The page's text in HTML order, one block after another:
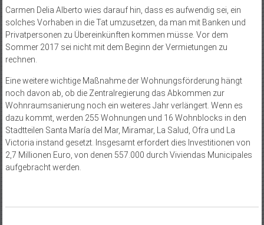
Carmen Delia Alberto wies darauf hin, dass es aufwendig sei, ein
solches Vorhaben in die Tat umzusetzen, da man mit Banken und
Privatpersonen zu Übereinkünften kommen müsse. Vor dem
Sommer 2017 sei nicht mit dem Beginn der Vermietungen zu
rechnen.
Eine weitere wichtige Maßnahme der Wohnungsförderung hängt
noch davon ab, ob die Zentralregierung das Abkommen zur
Wohnraumsanierung noch ein weiteres Jahr verlängert. Wenn es
dazu kommt, werden 255 Wohnungen und 16 Wohnblocks in den
Stadtteilen Santa María del Mar, Miramar, La Salud, Ofra und La
Victoria instand gesetzt. Insgesamt erfordert dies Investitionen von
2,7 Millionen Euro, von denen 557.000 durch Viviendas Municipales
aufgebracht werden.